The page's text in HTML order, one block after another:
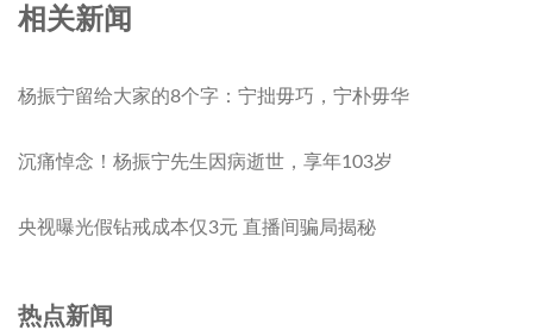
相关新闻
杨振宁留给大家的8个字：宁拙毋巧，宁朴毋华
沉痛悼念！杨振宁先生因病逝世，享年103岁
央视曝光假钻戒成本仅3元 直播间骗局揭秘
热点新闻